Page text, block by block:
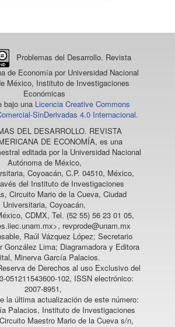
Problemas del Desarrollo. Revista
de Economía por Universidad Nacional
México, Instituto de Investigaciones
Económicas
bajo una Licencia Creative Commons
SinDerivadas 4.0 Internacional.
DEL DESARROLLO. REVISTA
DE ECONOMÍA, es una
editada por la Universidad Nacional
Autónoma de México,
Coyoacán, C.P. 04510, México,
del Instituto de Investigaciones
Circuito Mario de la Cueva, Ciudad
Universitaria, Coyoacán,
CDMX, Tel. (52 55) 56 23 01 05,
revprode@unam.mx
Raúl Vázquez López; Secretario
González Lima; Diagramadora y Editora
Minerva García Palacios.
de Derechos al uso Exclusivo del
051211543600-102, ISSN electrónico:
2007-8951,
la última actualización de este número:
Palacios, Instituto de Investigaciones
Maestro Mario de la Cueva s/n,